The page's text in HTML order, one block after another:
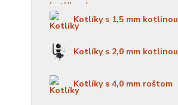
Kotlíky s 1,5 mm kotlinou
Kotlíky s 2,0 mm kotlinou
Kotlíky s 4,0 mm roštom